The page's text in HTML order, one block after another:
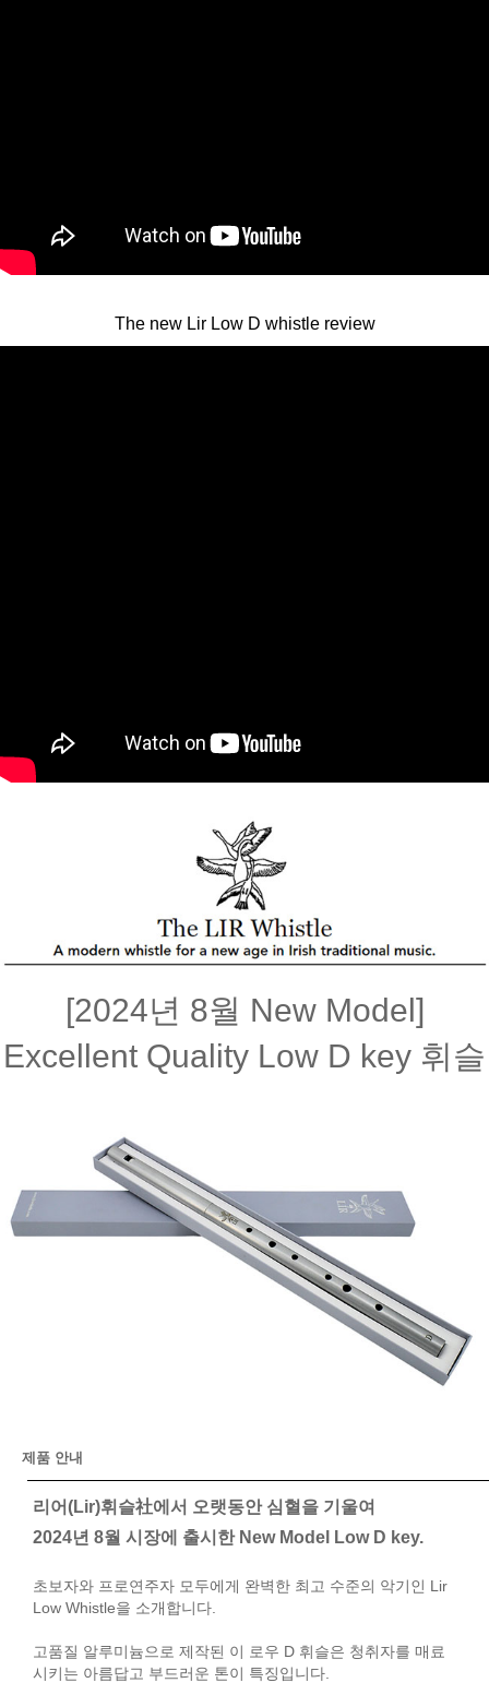
The new Lir Low D whistle review
[2024년 8월 New Model]
Excellent Quality Low D key 휘슬
제품 안내
리어(Lir)휘슬社에서 오랫동안 심혈을 기울여
2024년 8월 시장에 출시한 New Model Low D key.
초보자와 프로연주자 모두에게 완벽한 최고 수준의 악기인 Lir
Low Whistle을 소개합니다.
고품질 알루미늄으로 제작된 이 로우 D 휘슬은 청취자를 매료
시키는 아름답고 부드러운 톤이 특징입니다.